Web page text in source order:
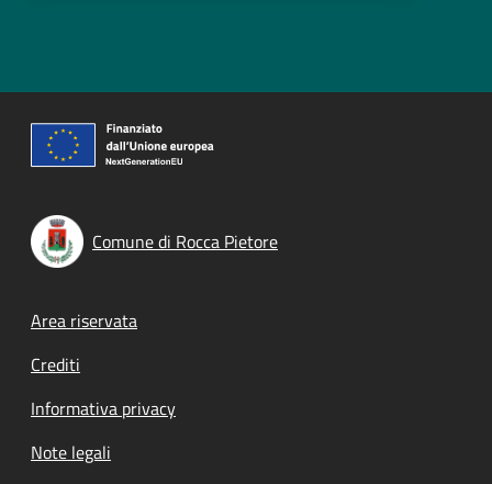
Comune di Rocca Pietore
Footer menu
Area riservata
Crediti
Informativa privacy
Note legali